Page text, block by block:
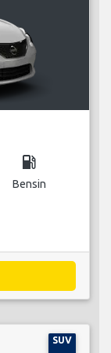
local_gas_station
Bensin
SUV